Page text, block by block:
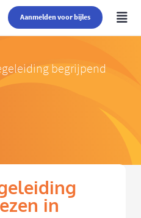
Aanmelden voor bijles
begrijpend
in